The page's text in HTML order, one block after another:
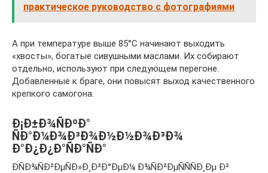
практическое руководство с фотографиями
А при температуре выше 85°С начинают выходить
«хвосты», богатые сивушными маслами. Их собирают
отдельно, используют при следующем перегоне.
Добавленные к браге, они повысят выход качественного
крепкого самогона.
Ð¡Ð±Ð¾ÑÐºÐ°
ÑÐ°Ð¼Ð¾Ð³Ð¾Ð½Ð½Ð¾Ð³Ð¾
Ð°Ð¿Ð¿Ð°ÑÐ°ÑÐ°
ÐÑÐ¾ÑÐ²ÐµÑÐ»Ð¸Ð²Ð°ÐµÐ¼ Ð¾ÑÐ²ÐµÑÑÑÐ¸Ðµ Ð²